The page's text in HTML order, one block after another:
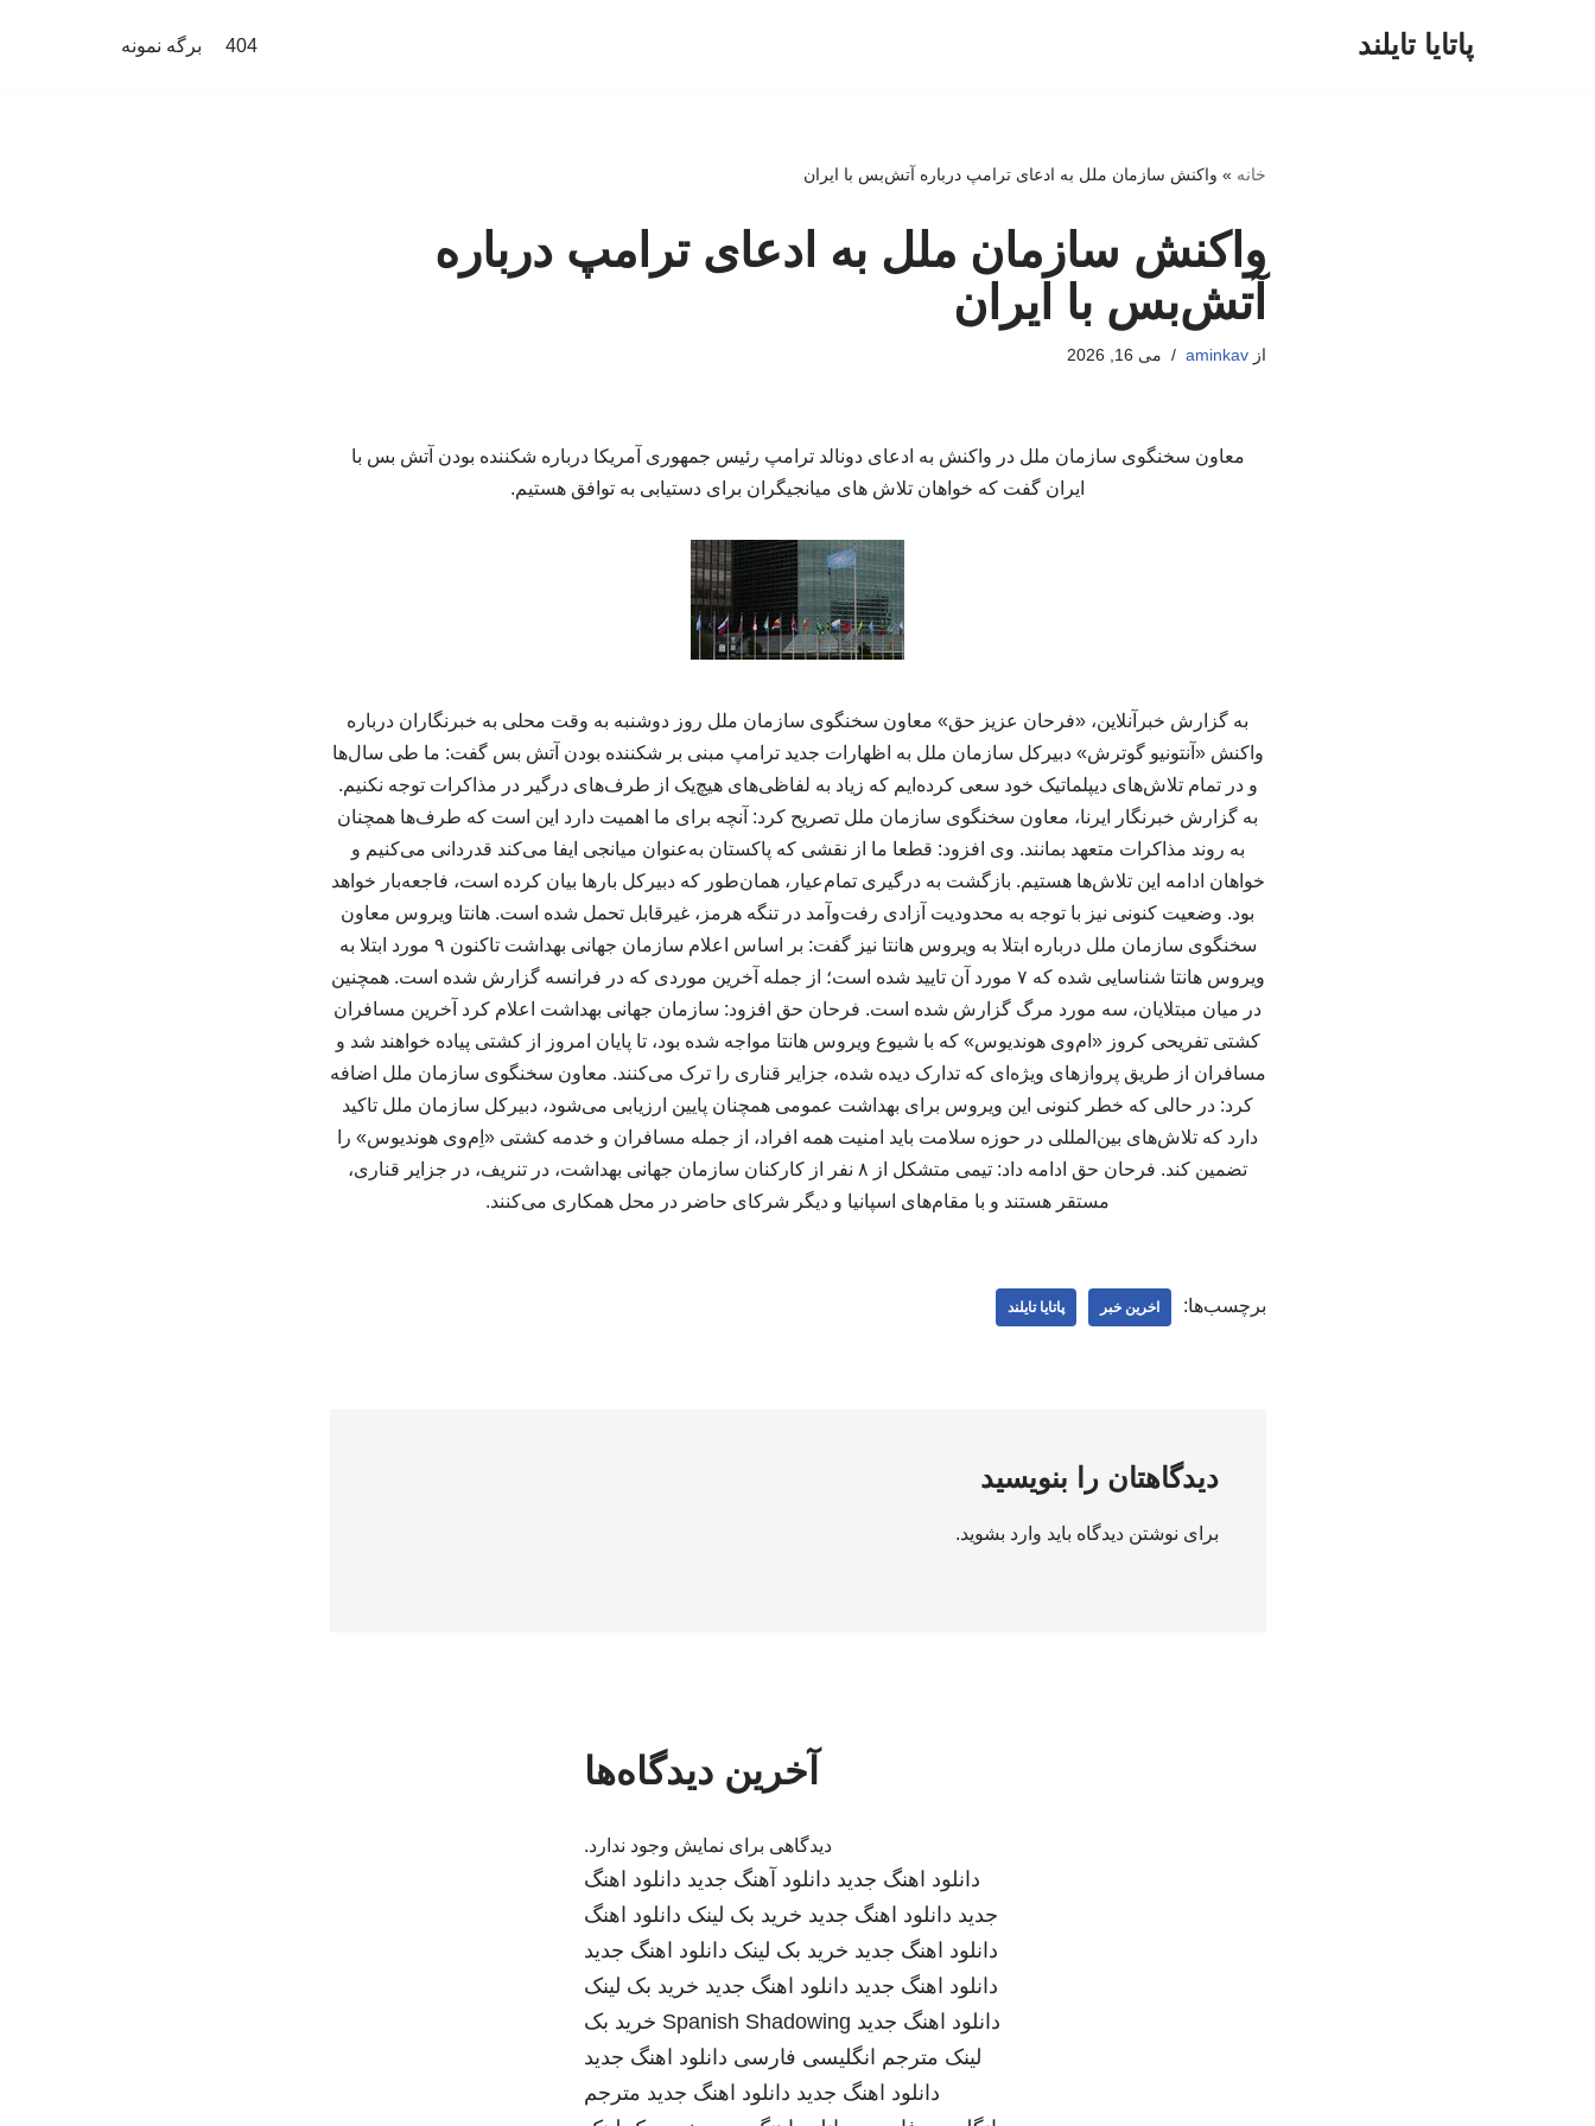
پاتایا تایلند 404 برگه نمونه
خانه » واکنش سازمان ملل به ادعای ترامپ درباره آتش‌بس با ایران
واکنش سازمان ملل به ادعای ترامپ درباره
آتش‌بس با ایران
ازaminkav می 16, 2026
معاون سخنگوی سازمان ملل در واکنش به ادعای دونالد ترامپ رئیس جمهوری آمریکا درباره شکننده بودن آتش بس با
ایران گفت که خواهان تلاش های میانجیگران برای دستیابی به توافق هستیم.
به گزارش خبرآنلاین، «فرحان عزیز حق» معاون سخنگوی سازمان ملل روز دوشنبه به وقت محلی به خبرنگاران درباره
واکنش «آنتونیو گوترش» دبیرکل سازمان ملل به اظهارات جدید ترامپ مبنی بر شکننده بودن آتش بس گفت: ما طی سال‌ها
و در تمام تلاش‌های دیپلماتیک خود سعی کرده‌ایم که زیاد به لفاظی‌های هیچ‌یک از طرف‌های درگیر در مذاکرات توجه نکنیم.
به گزارش خبرنگار ایرنا، معاون سخنگوی سازمان ملل تصریح کرد: آنچه برای ما اهمیت دارد این است که طرف‌ها همچنان
به روند مذاکرات متعهد بمانند. وی افزود: قطعا ما از نقشی که پاکستان به‌عنوان میانجی ایفا می‌کند قدردانی می‌کنیم و
خواهان ادامه این تلاش‌ها هستیم. بازگشت به درگیری تمام‌عیار، همان‌طور که دبیرکل بارها بیان کرده است، فاجعه‌بار خواهد
بود. وضعیت کنونی نیز با توجه به محدودیت آزادی رفت‌وآمد در تنگه هرمز، غیرقابل تحمل شده است. هانتا ویروس معاون
سخنگوی سازمان ملل درباره ابتلا به ویروس هانتا نیز گفت: بر اساس اعلام سازمان جهانی بهداشت تاکنون ۹ مورد ابتلا به
ویروس هانتا شناسایی شده که ۷ مورد آن تایید شده است؛ از جمله آخرین موردی که در فرانسه گزارش شده است. همچنین
در میان مبتلایان، سه مورد مرگ گزارش شده است. فرحان حق افزود: سازمان جهانی بهداشت اعلام کرد آخرین مسافران
کشتی تفریحی کروز «ام‌وی هوندیوس» که با شیوع ویروس هانتا مواجه شده بود، تا پایان امروز از کشتی پیاده خواهند شد و
مسافران از طریق پروازهای ویژه‌ای که تدارک دیده شده، جزایر قناری را ترک می‌کنند. معاون سخنگوی سازمان ملل اضافه
کرد: در حالی که خطر کنونی این ویروس برای بهداشت عمومی همچنان پایین ارزیابی می‌شود، دبیرکل سازمان ملل تاکید
دارد که تلاش‌های بین‌المللی در حوزه سلامت باید امنیت همه افراد، از جمله مسافران و خدمه کشتی «اِم‌وی هوندیوس» را
تضمین کند. فرحان حق ادامه داد: تیمی متشکل از ۸ نفر از کارکنان سازمان جهانی بهداشت، در تنریف، در جزایر قناری،
مستقر هستند و با مقام‌های اسپانیا و دیگر شرکای حاضر در محل همکاری می‌کنند.
برچسب‌ها: اخرین خبر پاتایا تایلند
دیدگاهتان را بنویسید
برای نوشتن دیدگاه باید وارد بشوید.
آخرین دیدگاه‌ها
دیدگاهی برای نمایش وجود ندارد.
دانلود اهنگ جدید دانلود آهنگ جدید دانلود اهنگ
جدید دانلود اهنگ جدید خرید بک لینک دانلود اهنگ
دانلود اهنگ جدید خرید بک لینک دانلود اهنگ جدید
دانلود اهنگ جدید دانلود اهنگ جدید خرید بک لینک
دانلود اهنگ جدید Spanish Shadowing خرید بک
لینک مترجم انگلیسی فارسی دانلود اهنگ جدید
دانلود اهنگ جدید دانلود اهنگ جدید مترجم